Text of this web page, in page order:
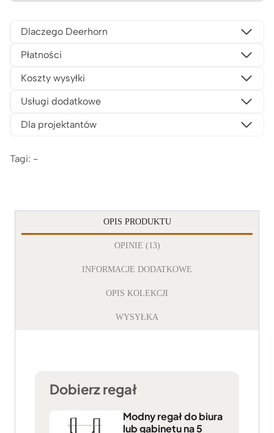
Dlaczego Deerhorn
Płatności
Koszty wysyłki
Usługi dodatkowe
Dla projektantów
Tagi: -
OPIS PRODUKTU
OPINIE (13)
INFORMACJE DODATKOWE
OPIS KOLEKCJI
WYSYŁKA
Dobierz regał
Modny regał do biura
lub gabinetu na 5